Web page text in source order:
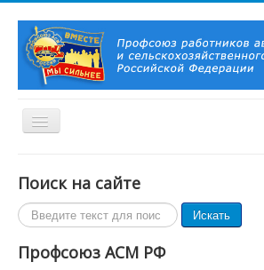
Включить/
выключить
Главная
Подведены итоги ежегодного конкурса на
постановку работы с молодёжью в
Профсоюза АСМ РФ
Главная
Поиск на сайте
Поиск
по
сайту
Искать
Профсоюз АСМ РФ